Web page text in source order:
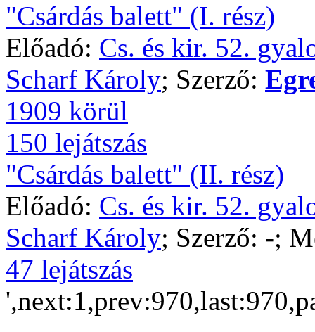
"Csárdás balett" (I. rész)
Előadó: Cs. és kir. 52.
Scharf Károly; Szerző:
1909 körül
150 lejátszás
"Csárdás balett" (II. rész)
Előadó: Cs. és kir. 52.
Scharf Károly; Szerző: -;
47 lejátszás